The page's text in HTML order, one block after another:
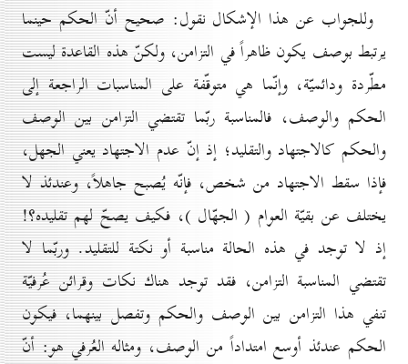
وللجواب عن هذا الإشكال نقول: صحيح أنّ الحكم حينما
يرتبط بوصف يكون ظاهراً في التزامن، ولكنّ هذه القاعدة ليست
مطّردة ودائميّة، وإنّما هي متوقّفة على المناسبات الراجعة إلى
الحكم والوصف، فالمناسبة ربّما تقتضي التزامن بين الوصف
والحكم كالاجتهاد والتقليد؛ إذ إنّ عدم الاجتهاد يعني الجهل،
فإذا سقط الاجتهاد من شخص، فإنّه يُصبح جاهلاً، وعندئذ لا
يختلف عن بقيّة العوام ( الجهّال )، فكيف يصحّ لهم تقليده؟!
إذ لا توجد في هذه الحالة مناسبة أو نكتة للتقليد. وربّما لا
تقتضي المناسبة التزامن، فقد توجد هناك نكات وقرائن عُرفيّة
تنفي هذا التزامن بين الوصف والحكم وتفصل بينهما، فيكون
الحكم عندئذ أوسع امتداداً من الوصف، ومثاله العُرفي هو: أنّ